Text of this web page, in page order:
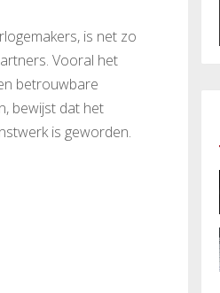
is net zo
Vooral het
betrouwbare
bewijst dat het
is geworden.